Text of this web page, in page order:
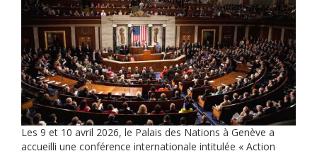
Les 9 et 10 avril 2026, le Palais des Nations à Genève a
accueilli une conférence internationale intitulée « Action